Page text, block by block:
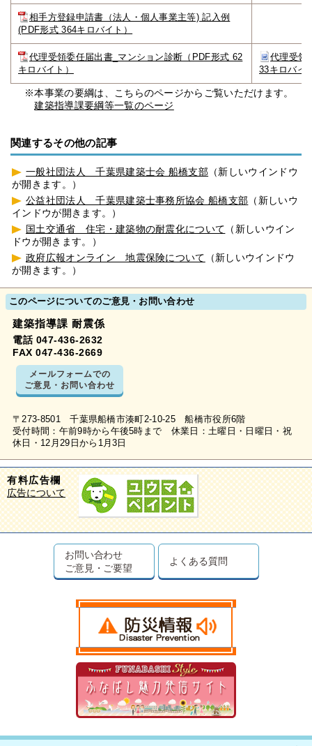
相手方登録申請書（法人・個人事業主等) 記入例
(PDF形式 364キロバイト）
代理受領委任届出書_マンション診断（PDF形式 62
キロバイト）
代理受領
33キロバイ
※本事業の要綱は、こちらのページからご覧いただけます。
建築指導課要綱等一覧のページ
関連するその他の記事
一般社団法人 千葉県建築士会 船橋支部 （新しいウインドウ
が開きます。）
公益社団法人 千葉県建築士事務所協会 船橋支部 （新しいウ
インドウが開きます。）
国土交通省 住宅・建築物の耐震化について （新しいウイン
ドウが開きます。）
政府広報オンライン 地震保険について
（新しいウインドウ
が開きます。）
このページについてのご意見・お問い合わせ
建築指導課 耐震係
電話 047-436-2632
FAX 047-436-2669
メールフォームでの
ご意見・お問い合わせ
〒273-8501 千葉県船橋市湊町2-10-25 船橋市役所6階
受付時間：午前9時から午後5時まで 休業日：土曜日・日曜日・祝
休日・12月29日から1月3日
有料広告欄
広告について
お問い合わせ
ご意見・ご要望
よくある質問